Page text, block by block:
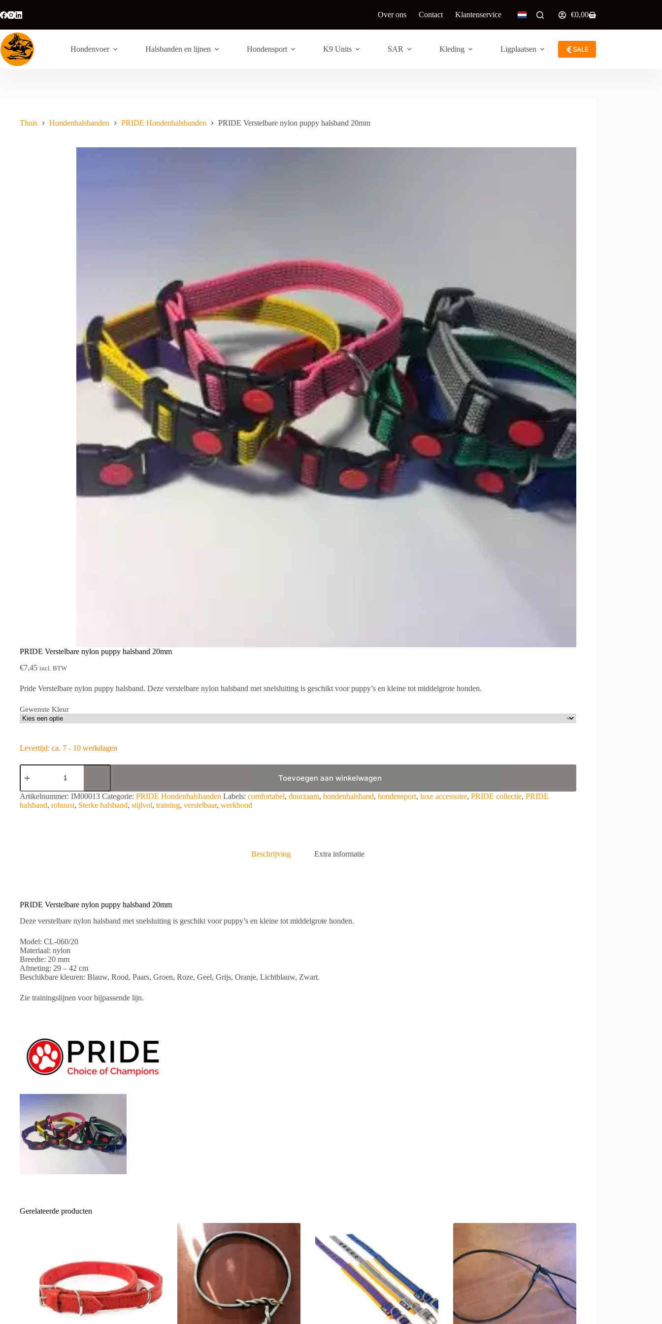
naar
de
inhoud
Over ons Contact Klantenservice Winkelwagen
€0,00
Hondenvoer Halsbanden en lijnen Hondensport K9 Units SAR Kleding Ligplaatsen Meer
SALE
Thuis Hondenhalsbanden PRIDE Hondenhalsbanden PRIDE Verstelbare nylon puppy halsband 20mm
PRIDE Verstelbare nylon puppy halsband 20mm
€7,45 incl. BTW
Pride Verstelbare nylon puppy halsband. Deze verstelbare nylon halsband met snelsluiting is geschikt voor puppy’s en kleine tot middelgrote honden.
Gewenste Kleur
Levertijd: ca. 7 - 10 werkdagen
PRIDE
Verstelbare
puppy
halsband
20mm
Toevoegen aan winkelwagen
A
l
Artikelnummer: IM00013 Categorie: PRIDE Hondenhalsbanden Labels: comfortabel, duurzaam, hondenhalsband, hondensport, luxe accessoire, PRIDE collectie, PRIDE
halsband, robuust, Sterke halsband, stijlvol, training, verstelbaar, werkhond
Beschrijving Extra informatie
PRIDE Verstelbare nylon puppy halsband 20mm
Deze verstelbare nylon halsband met snelsluiting is geschikt voor puppy’s en kleine tot middelgrote honden.
Model: CL-060/20
Materiaal: nylon
Breedte: 20 mm
Afmeting: 29 – 42 cm
Beschikbare kleuren: Blauw, Rood, Paars, Groen, Roze, Geel, Grijs, Oranje, Lichtblauw, Zwart.
Zie trainingslijnen voor bijpassende lijn.
Gerelateerde producten